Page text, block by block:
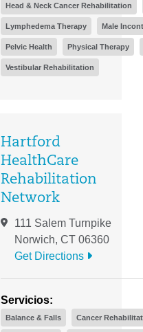
Head & Neck Cancer Rehabilitation
Lymphedema Therapy Male
Pelvic Health Physical Therapy
Vestibular Rehabilitation
Hartford
HealthCare
Rehabilitation
Network
111 Salem Turnpike
Norwich, CT 06360
Get Directions
Servicios:
Balance & Falls Cancer